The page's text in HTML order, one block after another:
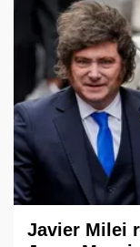
Javier Milei